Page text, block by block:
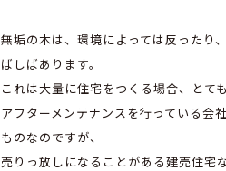
無垢の木は、環境によっては反ったり
ばしばあります。
これは大量に住宅をつくる場合、とて
アフターメンテナンスを行っている会
ものなのですが、
売りっ放しになることがある建売住宅